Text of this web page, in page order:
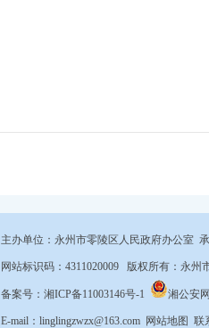
主办单位：永州市零陵区人民政府办公室
网站标识码：4311020009 版权所有：永州
备案号：湘ICP备11003146号-1 湘公安
E-mail：linglingzwzx@163.com 网站地图 联